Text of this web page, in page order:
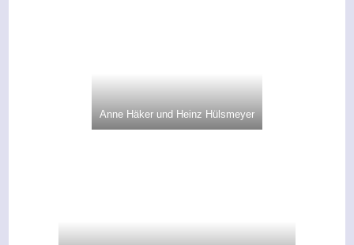
Anne Häker und Heinz Hülsmeyer